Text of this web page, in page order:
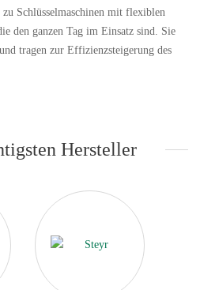
zu Schlüsselmaschinen mit flexiblen
den ganzen Tag im Einsatz sind. Sie
tragen zur Effizienzsteigerung des
Hersteller